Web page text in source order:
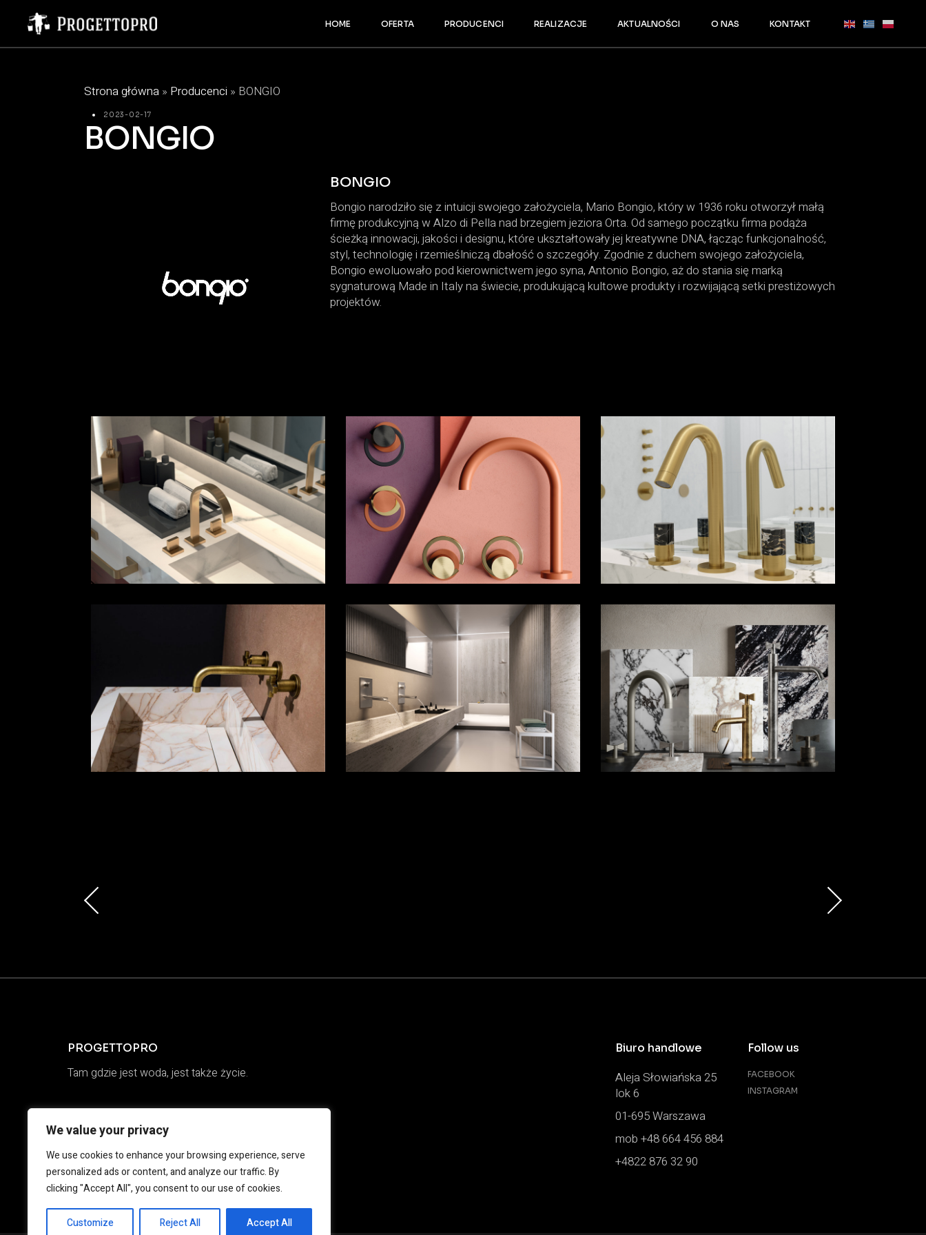
We value your privacy
We use cookies to enhance your browsing experience, serve
personalized ads or content, and analyze our traffic. By
clicking "Accept All", you consent to our use of cookies.
Customize Reject All Accept All
HOME OFERTA
Meble
Akcesoria
PRODUCENCI REALIZACJE AKTUALNOŚCI O NAS KONTAKT
Sauny i łaźnie parowe
Minibaseny i wanny
Strona główna » Producenci » BONGIO
2023-02-17
BONGIO
BONGIO
Bongio narodziło się z intuicji swojego założyciela, Mario Bongio, który w 1936 roku otworzył małą
firmę produkcyjną w Alzo di Pella nad brzegiem jeziora Orta. Od samego początku firma podąża
ścieżką innowacji, jakości i designu, które ukształtowały jej kreatywne DNA, łącząc funkcjonalność,
styl, technologię i rzemieślniczą dbałość o szczegóły. Zgodnie z duchem swojego założyciela,
Bongio ewoluowało pod kierownictwem jego syna, Antonio Bongio, aż do stania się marką
sygnaturową Made in Italy na świecie, produkującą kultowe produkty i rozwijającą setki prestiżowych
projektów.
PROGETTOPRO
Tam gdzie jest woda, jest także życie.
Biuro handlowe
Aleja Słowiańska 25
lok 6
01-695 Warszawa
mob +48 664 456 884
+4822 876 32 90
Follow us
FACEBOOK
INSTAGRAM